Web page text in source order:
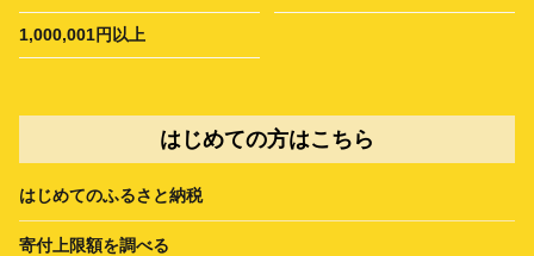
1,000,001円以上
はじめての方はこちら
はじめてのふるさと納税
寄付上限額を調べる